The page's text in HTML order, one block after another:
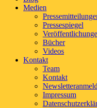
Medien
Pressespiegel
Bücher
Videos
Kontakt
Team
Kontakt
Impressum